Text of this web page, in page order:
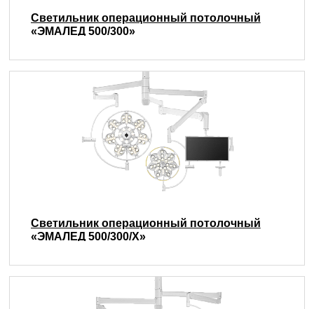
Светильник операционный потолочный
«ЭМАЛЕД 500/300»
Светильник операционный потолочный
«ЭМАЛЕД 500/300/X»